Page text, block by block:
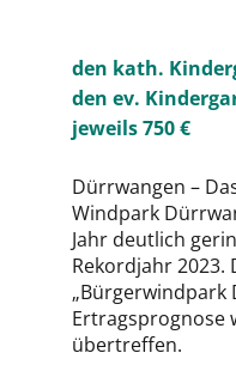
den kath.
den ev.
jeweils 750 €
Dürrwangen –
Windpark
Jahr deutlich
Rekordjahr
„Bürgerwindpark
Ertragsprognose
übertreffen.